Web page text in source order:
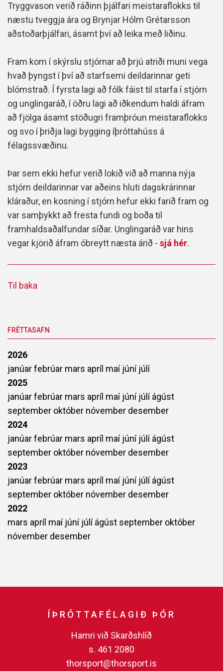
Tryggvason verið ráðinn þjálfari meistaraflokks til
næstu tveggja ára og Brynjar Hólm Grétarsson
aðstoðarþjálfari, ásamt því að leika með liðinu.
Fram kom í skýrslu stjórnar að þrjú atriði muni vega
hvað þyngst í því að starfsemi deildarinnar geti
blómstrað. Í fyrsta lagi að fólk fáist til starfa í stjórn
og unglingaráð, í öðru lagi að iðkendum haldi áfram
að fjölga ásamt stöðugri framþróun meistaraflokks
og svo í þriðja lagi bygging íþróttahúss á
félagssvæðinu.
Þar sem ekki hefur verið lokið við að manna nýja
stjórn deildarinnar var aðeins hluti dagskrárinnar
kláraður, en kosning í stjórn hefur ekki farið fram og
var samþykkt að fresta fundi og boða til
framhaldsaðalfundar síðar. Unglingaráð var hins
vegar kjörið áfram óbreytt næsta árið - sjá hér.
Til baka
FRÉTTASAFN
2026
janúarfebrúar mars apríl maí júní júlí
2025
janúarfebrúar mars apríl maí júní júlíágúst
september október nóvember desember
2024
janúarfebrúar mars apríl maí júní júlíágúst
september október nóvember desember
2023
janúarfebrúar mars apríl maí júní júlíágúst
september október nóvember desember
2022
mars apríl maí júní júlíágúst september október
nóvember desember
ÍÞRÓTTAFÉLAGIÐ ÞÓR
Hamri við Skarðshlíð
s. 461 2080
thorsport@thorsport.is